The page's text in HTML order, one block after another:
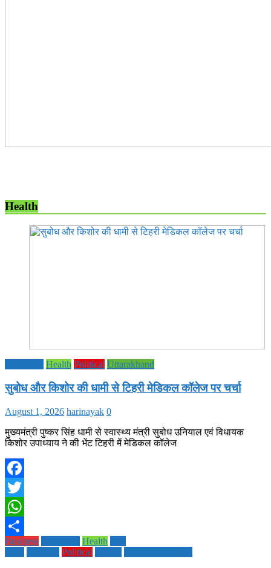
Health
Health Political Uttarakhand
सुबोध और किशोर की धामी से टिहरी मेडिकल कॉलेज पर चर्चा
August 1, 2026 harinayak 0
मुख्यमंत्री पुष्कर सिंह धामी से स्वास्थ्य मंत्री सुबोध उनियाल एवं विधायक
किशोर उपाध्याय ने की भेंट टिहरी में मेडिकल कॉलेज
Facebook
Twitter
WhatsApp
Share
Business Health
Political